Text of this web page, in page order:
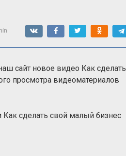
сайт новое видео Как сделать
просмотра видеоматериалов
сделать свой малый бизнес